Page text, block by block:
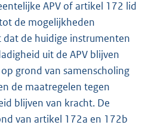
APV of artikel 172 lid
de mogelijkheden
de huidige instrumenten
uit de APV blijven
grond van samenscholing
de maatregelen tegen
blijven van kracht. De
van artikel 172a en 172b